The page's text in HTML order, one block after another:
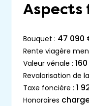
Aspects
bouquet : 47 090
rente viagère
valeur vénale :
revalorisation de
taxe foncière : 1
honoraires